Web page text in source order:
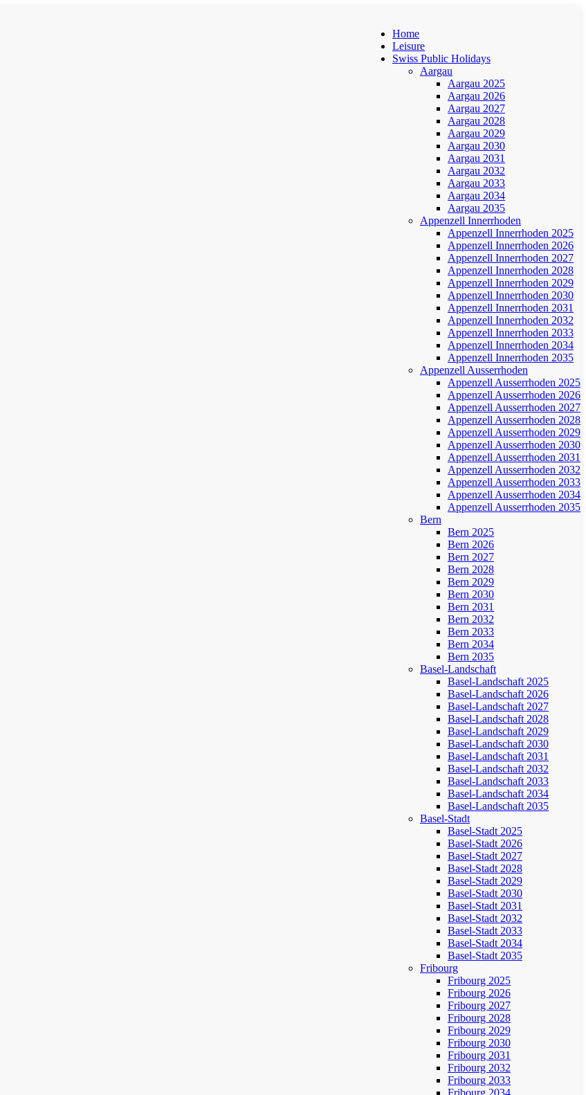
Home
Leisure
Swiss Public Holidays
Aargau
Aargau 2025
Aargau 2026
Aargau 2027
Aargau 2028
Aargau 2029
Aargau 2030
Aargau 2031
Aargau 2032
Aargau 2033
Aargau 2034
Aargau 2035
Appenzell Innerrhoden
Appenzell Innerrhoden 2025
Appenzell Innerrhoden 2026
Appenzell Innerrhoden 2027
Appenzell Innerrhoden 2028
Appenzell Innerrhoden 2029
Appenzell Innerrhoden 2030
Appenzell Innerrhoden 2031
Appenzell Innerrhoden 2032
Appenzell Innerrhoden 2033
Appenzell Innerrhoden 2034
Appenzell Innerrhoden 2035
Appenzell Ausserrhoden
Appenzell Ausserrhoden 2025
Appenzell Ausserrhoden 2026
Appenzell Ausserrhoden 2027
Appenzell Ausserrhoden 2028
Appenzell Ausserrhoden 2029
Appenzell Ausserrhoden 2030
Appenzell Ausserrhoden 2031
Appenzell Ausserrhoden 2032
Appenzell Ausserrhoden 2033
Appenzell Ausserrhoden 2034
Appenzell Ausserrhoden 2035
Bern
Bern 2025
Bern 2026
Bern 2027
Bern 2028
Bern 2029
Bern 2030
Bern 2031
Bern 2032
Bern 2033
Bern 2034
Bern 2035
Basel-Landschaft
Basel-Landschaft 2025
Basel-Landschaft 2026
Basel-Landschaft 2027
Basel-Landschaft 2028
Basel-Landschaft 2029
Basel-Landschaft 2030
Basel-Landschaft 2031
Basel-Landschaft 2032
Basel-Landschaft 2033
Basel-Landschaft 2034
Basel-Landschaft 2035
Basel-Stadt
Basel-Stadt 2025
Basel-Stadt 2026
Basel-Stadt 2027
Basel-Stadt 2028
Basel-Stadt 2029
Basel-Stadt 2030
Basel-Stadt 2031
Basel-Stadt 2032
Basel-Stadt 2033
Basel-Stadt 2034
Basel-Stadt 2035
Fribourg
Fribourg 2025
Fribourg 2026
Fribourg 2027
Fribourg 2028
Fribourg 2029
Fribourg 2030
Fribourg 2031
Fribourg 2032
Fribourg 2033
Fribourg 2034